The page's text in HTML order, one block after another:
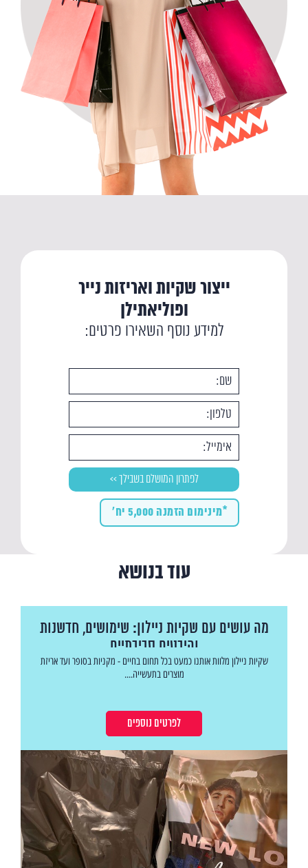
ייצור שקיות ואריזות נייר
ופוליאתילן
למידע נוסף השאירו פרטים:
*מינימום הזמנה 5,000 יח'
עוד בנושא
מה עושים עם שקיות ניילון: שימושים, חדשנות
והיבטים סביבתיים
שקיות ניילון מלוות אותנו כמעט בכל תחום בחיים - מקניות בסופר ועד אריזת
מוצרים בתעשייה....
לפרטים נוספים